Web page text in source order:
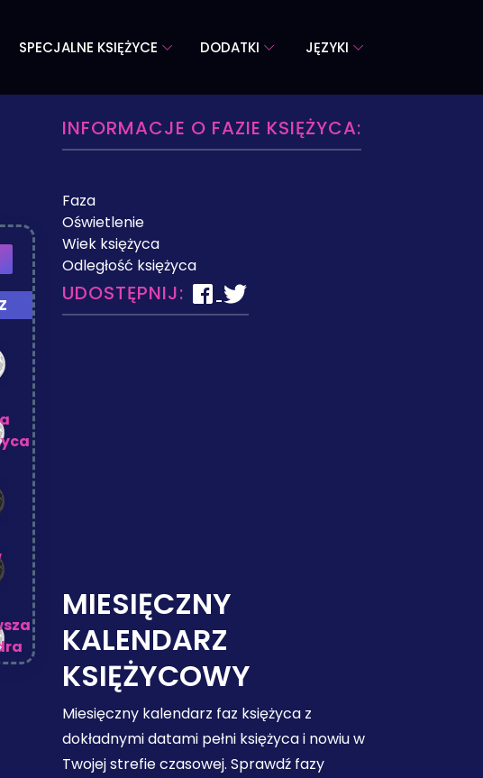
SPECJALNE KSIĘŻYCE DODATKI JĘZYKI
INFORMACJE O FAZIE KSIĘŻYCA:
Faza
Oświetlenie
Wiek księżyca
Odległość księżyca
UDOSTĘPNIJ:
MIESIĘCZNY
KALENDARZ
KSIĘŻYCOWY
Miesięczny kalendarz faz księżyca z
dokładnymi datami pełni księżyca i nowiu w
Twojej strefie czasowej. Sprawdź fazy